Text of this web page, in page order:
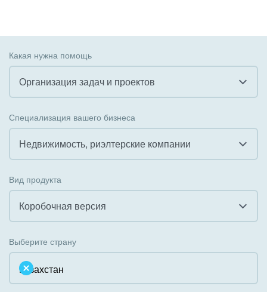
Какая нужна помощь
Организация задач и проектов
Внедрение КЭДО
Интеграция с 1С
Организация задач и проектов
Внедрение Бизнес-процессов
Системное администрирование
Специализация вашего бизнеса
Недвижимость, риэлтерские компании
Государственные организации
Коммунальные услуги, ЖКХ
Некоммерческие, религиозные организации,
Вид продукта
Коробочная версия
Облачный Битрикс24
Коробочная версия
Выберите страну